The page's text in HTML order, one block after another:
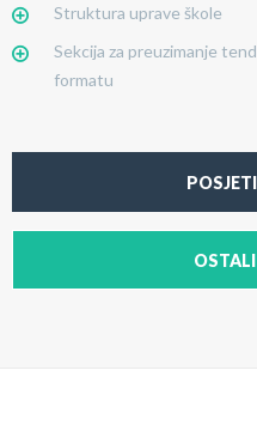
Struktura uprave škole
Sekcija za preuzimanje
formatu